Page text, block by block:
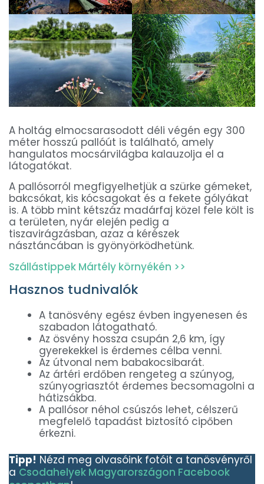
A holtág elmocsarasodott déli végén egy 300
méter hosszú pallóút is található, amely
hangulatos mocsárvilágba kalauzolja el a
látogatókat.
A pallósorról megfigyelhetjük a szürke gémeket,
bakcsókat, kis kócsagokat és a fekete gólyákat
is. A több mint kétszáz madárfaj közel fele költ is
a területen, nyár elején pedig a
tiszavirágzásban, azaz a kérészek
násztáncában is gyönyörködhetünk.
Szállástippek Mártély környékén >>
Hasznos tudnivalók
A tanösvény egész évben ingyenesen és
szabadon látogatható.
Az ösvény hossza csupán 2,6 km, így
gyerekekkel is érdemes célba venni.
Az útvonal nem babakocsibarát.
Az ártéri erdőben rengeteg a szúnyog,
szúnyogriasztót érdemes becsomagolni a
hátizsákba.
A pallósor néhol csúszós lehet, célszerű
megfelelő tapadást biztosító cipőben
érkezni.
Tipp! Nézd meg olvasóink fotóit a tanösvényről
a Csodahelyek Magyarországon Facebook